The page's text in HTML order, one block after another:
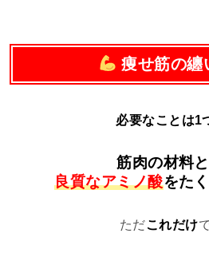
痩せ筋の纏
必要なことは1
筋肉の材料
良質なアミノ酸をた
ただこれだけ